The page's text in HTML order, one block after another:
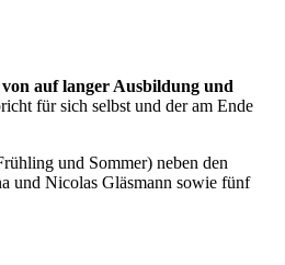
auf langer Ausbildung und
für sich selbst und der am Ende
und Sommer) neben den
und Nicolas Gläsmann sowie fünf